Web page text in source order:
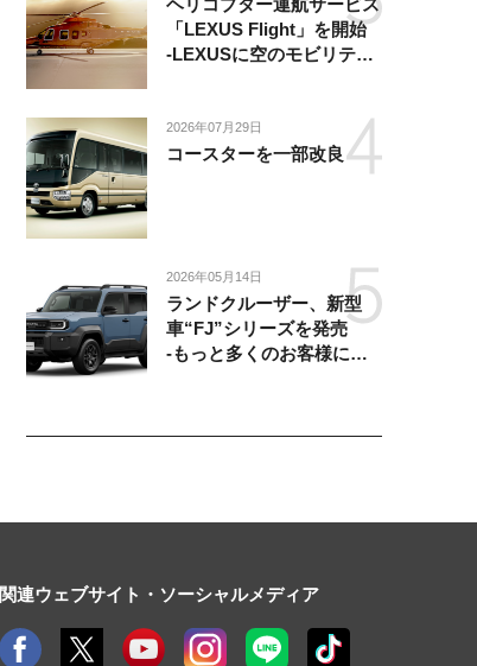
ヘリコプター運航サービス
「LEXUS Flight」を開始
-LEXUSに空のモビリティ
2026年07月29日
コースターを一部改良
2026年05月14日
ランドクルーザー、新型
車“FJ”シリーズを発売
-もっと多くのお客様にラ
関連ウェブサイト・ソーシャルメディア